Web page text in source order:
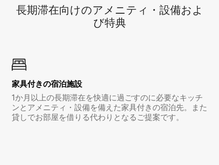
長期滞在向け⁠のア⁠メ⁠ニ⁠テ⁠ィ⁠・設⁠備⁠およ
び特⁠典
家具付き⁠の宿⁠泊⁠施⁠設
1か月以上の長期滞在を快適に過ごすのに必要なキッチ
ンとアメニティ・設備を備えた家具付きの宿泊先。また
貸しでお部屋を借りる代わりとなるご提案です。